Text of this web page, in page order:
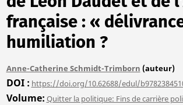
française : «
humiliation ?
Anne-Catherine Schmidt-Trimborn (auteur)
DOI https://doi.org/10.62688/edul/
Volume Quitter la politique: Fins de carrière